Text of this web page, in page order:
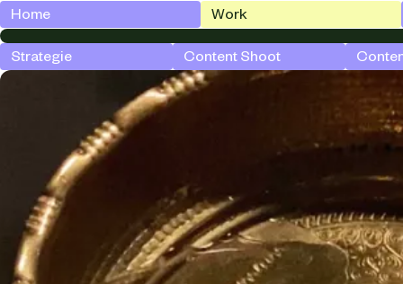
Home Work
Strategie Content Shoot